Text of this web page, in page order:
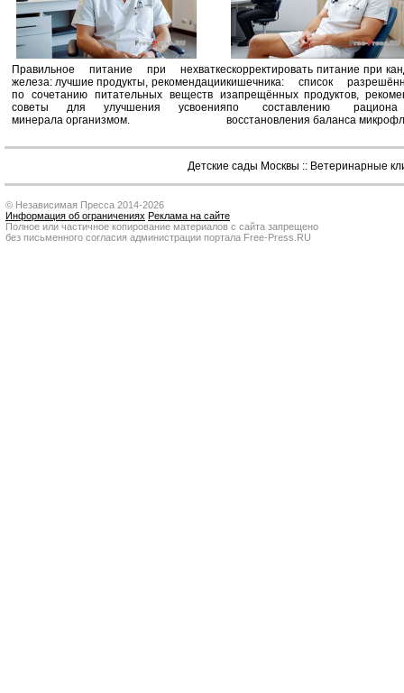
Правильное питание при нехватке
железа: лучшие продукты, рекомендации
по сочетанию питательных веществ и
советы для улучшения усвоения
минерала организмом.
скорректировать питание при
кишечника: список
запрещённых продуктов,
по составлению
восстановления баланса
Детские сады Москвы :: Ветеринарные
© Независимая Пресса 2014-2026
Информация об ограничениях Реклама на сайте
Полное или частичное копирование материалов с сайта запрещено
без письменного согласия администрации портала Free-Press.RU